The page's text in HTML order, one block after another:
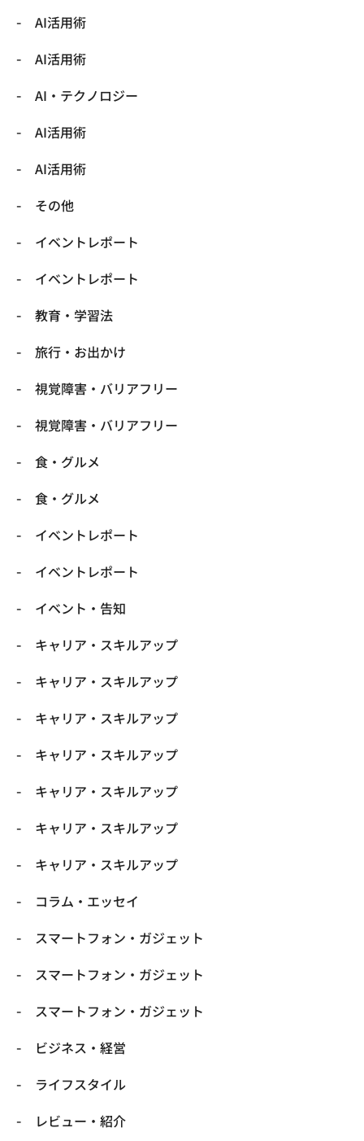
AI活用術
AI活用術
​AI・テクノロジー
​AI活用術
​AI活用術
​その他
​イベントレポート
​イベントレポート
​教育・学習法
​旅行・お出かけ
​視覚障害・バリアフリー
​視覚障害・バリアフリー
​食・グルメ
​食・グルメ
イベントレポート
イベントレポート
イベント・告知
キャリア・スキルアップ
キャリア・スキルアップ
キャリア・スキルアップ
キャリア・スキルアップ
キャリア・スキルアップ
キャリア・スキルアップ
キャリア・スキルアップ
コラム・エッセイ
スマートフォン・ガジェット
スマートフォン・ガジェット
スマートフォン・ガジェット
ビジネス・経営
ライフスタイル
レビュー・紹介